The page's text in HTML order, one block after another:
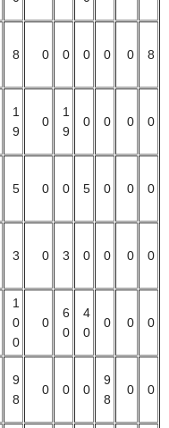
8 0 0 0 0 0 8
1
9
0
1
9
0 0 0 0
5 0 0 5 0 0 0
3 0 3 0 0 0 0
1
0
0
0
6
0
4
0
0 0 0
9
8
0 0 0
9
8
0 0